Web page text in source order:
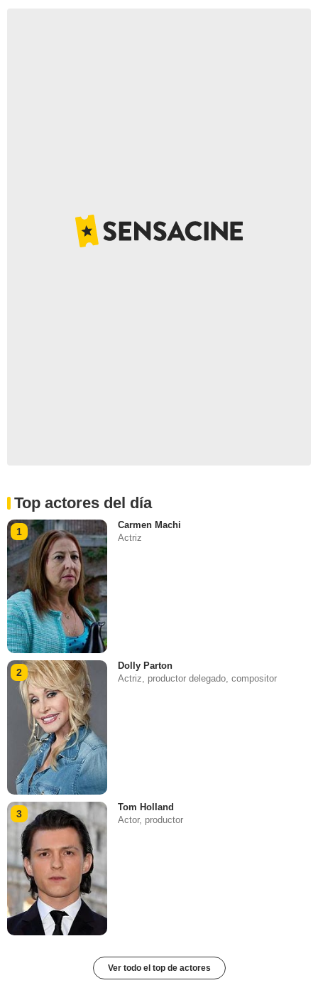
Top actores del día
1
Carmen Machi
Actriz
2
Dolly Parton
Actriz, productor delegado, compositor
3
Tom Holland
Actor, productor
Ver todo el top de actores